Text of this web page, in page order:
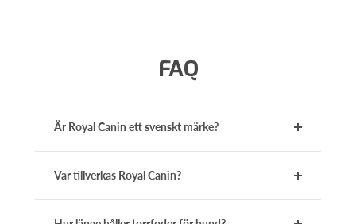
FAQ
Är Royal Canin ett svenskt märke?
Var tillverkas Royal Canin?